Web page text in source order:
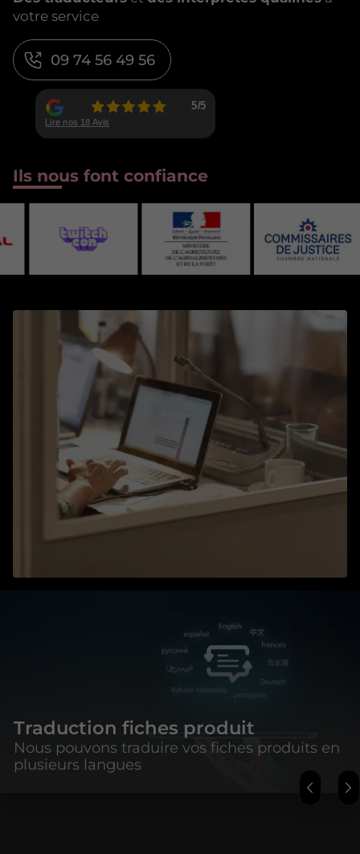
votre service
09 74 56 49 56
Ils nous font confiance
Traduction fiches produit
Nous pouvons traduire vos fiches produits en
plusieurs langues